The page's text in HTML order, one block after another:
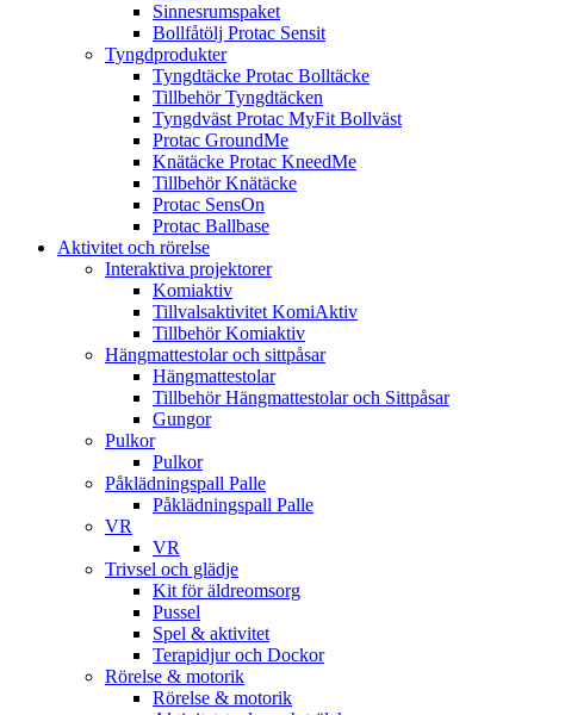
Sinnesrumspaket
Bollfåtölj Protac Sensit
Tyngdprodukter
Tyngdtäcke Protac Bolltäcke
Tillbehör Tyngdtäcken
Tyngdväst Protac MyFit Bollväst
Protac GroundMe
Knätäcke Protac KneedMe
Tillbehör Knätäcke
Protac SensOn
Protac Ballbase
Aktivitet och rörelse
Interaktiva projektorer
Komiaktiv
Tillvalsaktivitet KomiAktiv
Tillbehör Komiaktiv
Hängmattestolar och sittpåsar
Hängmattestolar
Tillbehör Hängmattestolar och Sittpåsar
Gungor
Pulkor
Pulkor
Påklädningspall Palle
Påklädningspall Palle
VR
VR
Trivsel och glädje
Kit för äldreomsorg
Pussel
Spel & aktivitet
Terapidjur och Dockor
Rörelse & motorik
Rörelse & motorik